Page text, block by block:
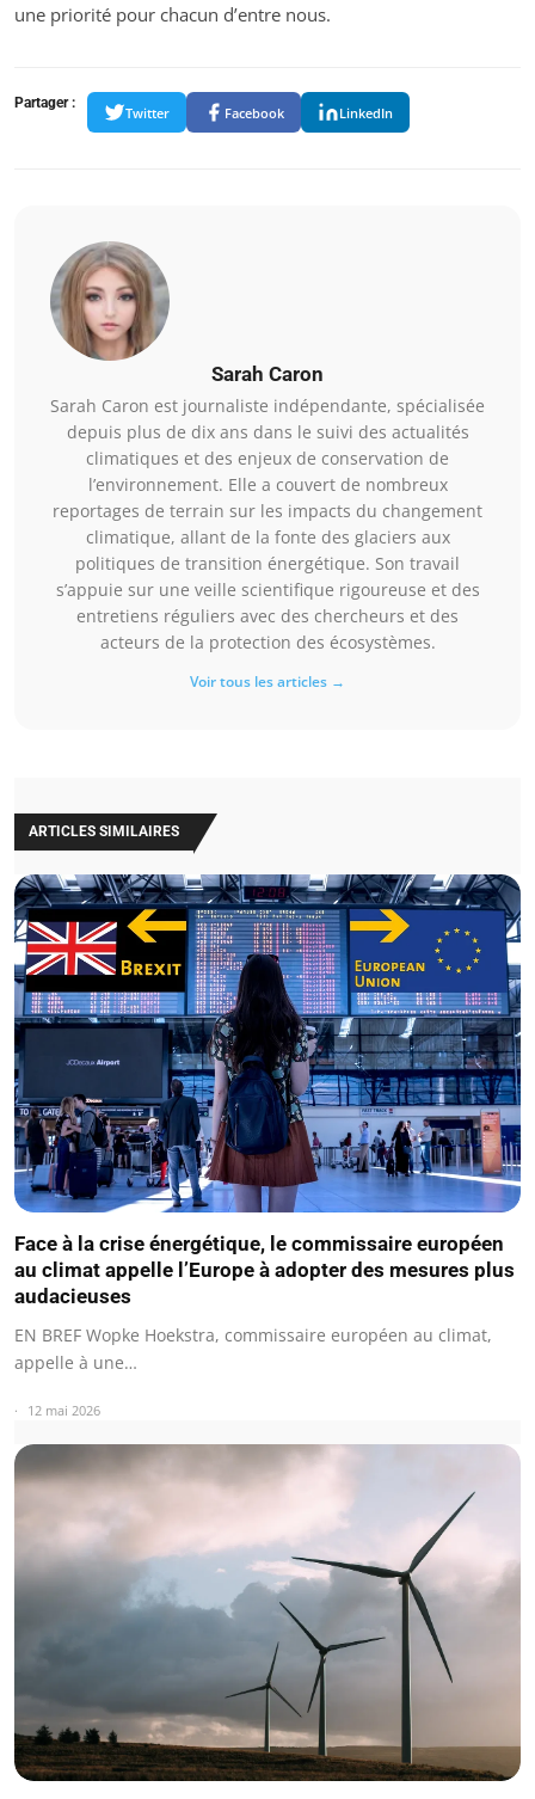
une priorité pour chacun d’entre nous.
Partager :
Twitter Facebook LinkedIn
Sarah Caron
Sarah Caron est journaliste indépendante, spécialisée
depuis plus de dix ans dans le suivi des actualités
climatiques et des enjeux de conservation de
l’environnement. Elle a couvert de nombreux
reportages de terrain sur les impacts du changement
climatique, allant de la fonte des glaciers aux
politiques de transition énergétique. Son travail
s’appuie sur une veille scientifique rigoureuse et des
entretiens réguliers avec des chercheurs et des
acteurs de la protection des écosystèmes.
Voir tous les articles →
ARTICLES SIMILAIRES
Face à la crise énergétique, le commissaire européen
au climat appelle l’Europe à adopter des mesures plus
audacieuses
EN BREF Wopke Hoekstra, commissaire européen au climat,
appelle à une…
12 mai 2026